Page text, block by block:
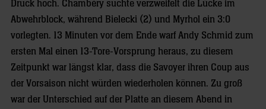
Druck hoch. Chambéry suchte verzweifelt die Lücke im
Abwehrblock, während Bielecki (2) und Myrhol ein 3:0
vorlegten. 13 Minuten vor dem Ende warf Andy Schmid zum
ersten Mal einen 13-Tore-Vorsprung heraus, zu diesem
Zeitpunkt war längst klar, dass die Savoyer ihren Coup aus
der Vorsaison nicht würden wiederholen können. Zu groß
war der Unterschied auf der Platte an diesem Abend in